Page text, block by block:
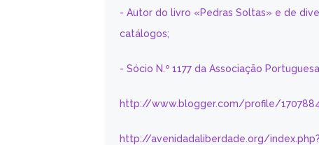
- Autor do livro «Pedras Soltas» e de
catálogos;
- Sócio N.º 1177 da Associação
http://www.blogger.com/profile/
http://avenidadaliberdade.org/